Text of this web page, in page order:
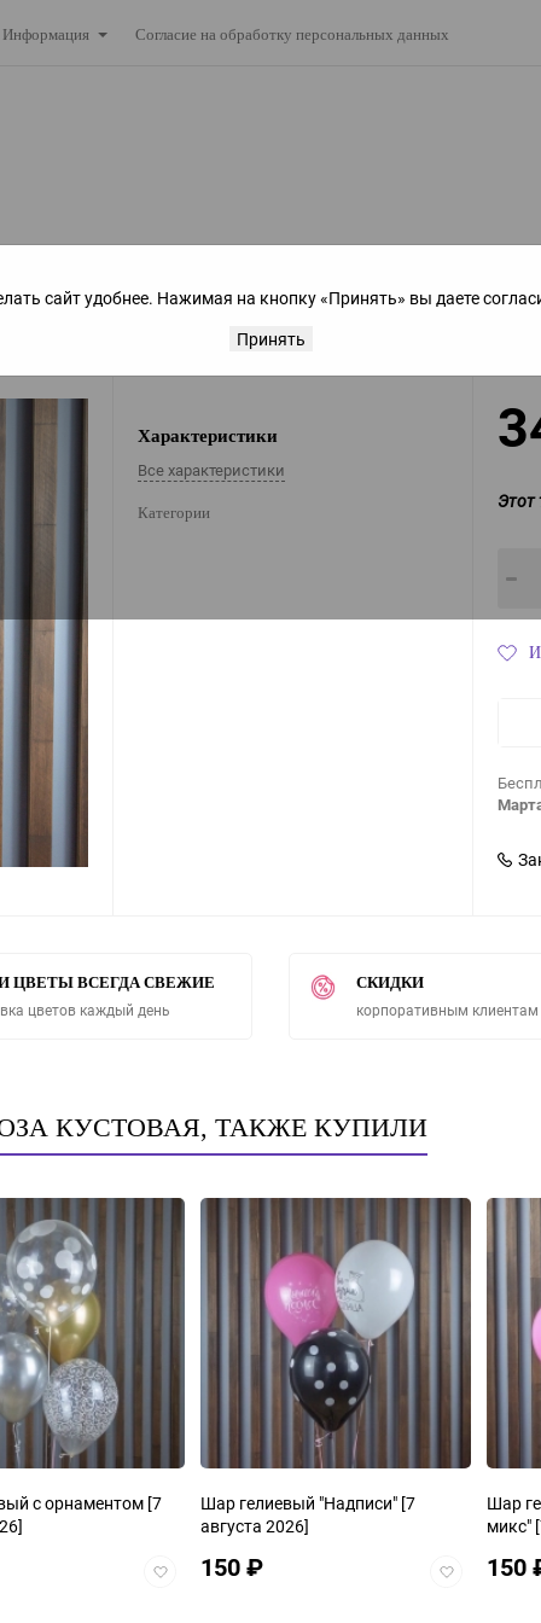
сайт удобнее. Нажимая на кнопку «Принять» вы даете
Принять
Информация Согласие на обработку персональных данных
Характеристики
Все характеристики
Категории
Этот
ЦВЕТЫ ВСЕГДА СВЕЖИЕ
цветов каждый день
СКИДКИ
корпоративным клиентам
КУСТОВАЯ, ТАКЖЕ КУПИЛИ
Шар гелиевый с орнаментом [7
Добавить
Шар гелиевый "Надписи" [7
августа 2026]
150₽
Добавить
Шар
микс"
150